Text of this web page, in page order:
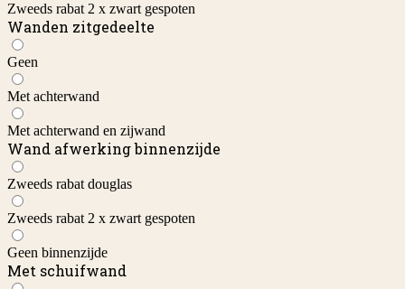
Zweeds rabat 2 x zwart gespoten
Wanden zitgedeelte
Geen
Met achterwand
Met achterwand en zijwand
Wand afwerking binnenzijde
Zweeds rabat douglas
Zweeds rabat 2 x zwart gespoten
Geen binnenzijde
Met schuifwand